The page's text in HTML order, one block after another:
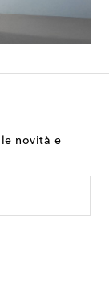
novità e